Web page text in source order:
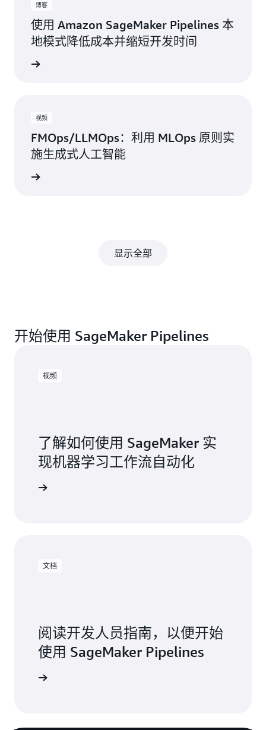
博客
使用 Amazon SageMaker Pipelines 本
地模式降低成本并缩短开发时间
视频
FMOps/LLMOps：利用 MLOps 原则实
施生成式人工智能
显示全部
开始使用 SageMaker Pipelines
视频
了解如何使用 SageMaker 实
现机器学习工作流自动化
文档
阅读开发人员指南，以便开始
使用 SageMaker Pipelines